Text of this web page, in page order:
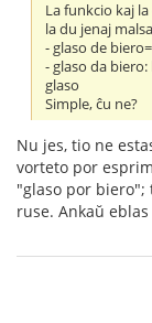
La funkcio kaj
la du jenaj
- glaso de
- glaso da
glaso
Simple, ĉu ne?
Nu jes, tio ne
vorteto por
"glaso por biero";
ruse. Ankaŭ